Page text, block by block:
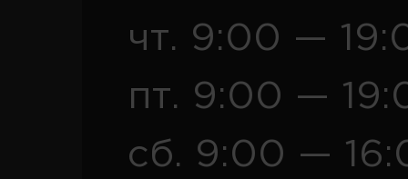
чт. 9:00 —
пт. 9:00 —
сб. 9:00 —